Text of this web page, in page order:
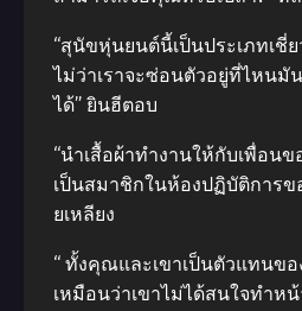
“สุนัขหุ่นยนต์นี้เป็นประเภทเชี่
ไม่ว่าเราจะซ่อนตัวอยู่ที่ไหนมั
ได้” ยินฮีตอบ
“นําเสื้อผ้าทํางานให้กับเพื่อนข
เป็นสมาชิกในห้องปฏิบัติการข
ยเหลียง
“ ทั้งคุณและเขาเป็นตัวแทนข
เหมือนว่าเขาไม่ได้สนใจทํา